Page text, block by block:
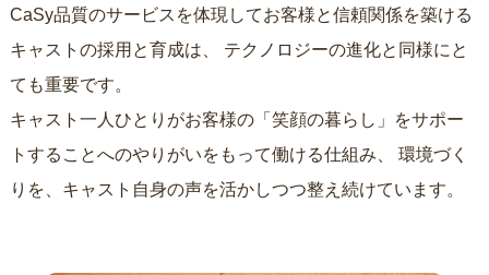
CaSy品質のサービスを体現してお客様と信頼関係を築ける
キャストの採用と育成は、
ても重要です。
キャスト一人ひとりがお客様の「笑顔の暮らし」をサポー
トすることへのやりがいをもって働ける仕組み、
りを、キャスト自身の声を活かしつつ整え続けています。